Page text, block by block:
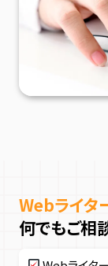
Webライタ
何でもご相